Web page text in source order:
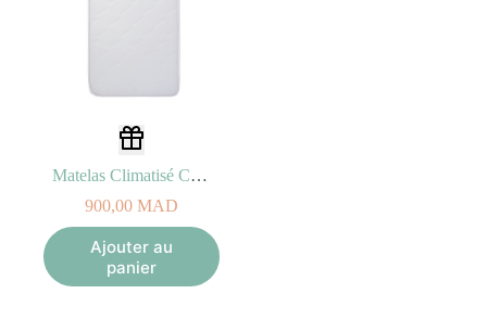
Matelas Climatisé Candide 60 x 120 x 11cm
900,00 MAD
Ajouter au
panier